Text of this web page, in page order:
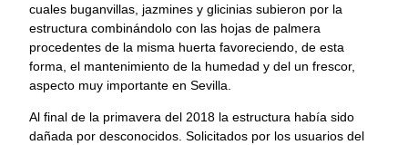
cuales buganvillas, jazmines y glicinias subieron por la
estructura combinándolo con las hojas de palmera
procedentes de la misma huerta favoreciendo, de esta
forma, el mantenimiento de la humedad y del un frescor,
aspecto muy importante en Sevilla.
Al final de la primavera del 2018 la estructura había sido
dañada por desconocidos. Solicitados por los usuarios del